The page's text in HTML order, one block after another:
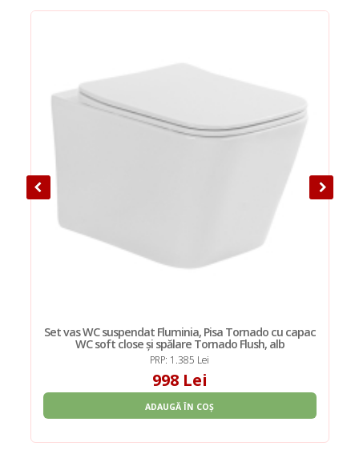
Set vas WC suspendat Fluminia, Pisa Tornado cu capac
WC soft close și spălare Tornado Flush, alb
PRP: 1.385 Lei
998 Lei
ADAUGĂ ÎN COȘ